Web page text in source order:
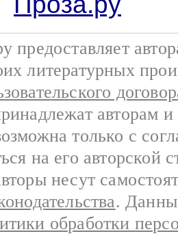
предоставляет
литературных
авторам
только с
на его авторской
несут
.
обработки